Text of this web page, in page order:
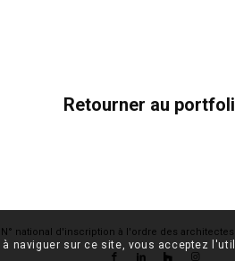
Retourner au
national d'inscription à l'ordre des architectes
naviguer sur ce site, vous acceptez